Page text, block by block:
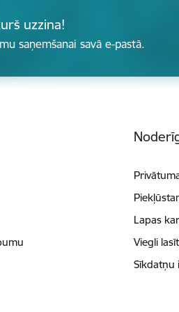
uzzina!
saņemšanai savā e-pastā.
Lapas
Viegli lasīt
Sīkdatņu